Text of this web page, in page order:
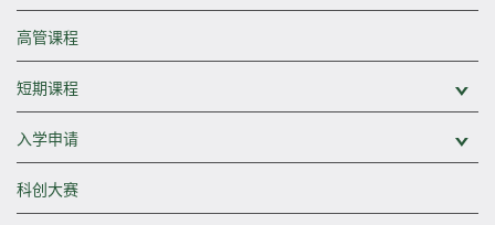
高管课程
短期课程
入学申请
科创大赛